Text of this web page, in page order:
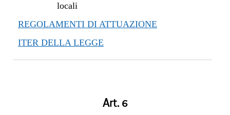
locali
REGOLAMENTI DI ATTUAZIONE
ITER DELLA LEGGE
Art. 6